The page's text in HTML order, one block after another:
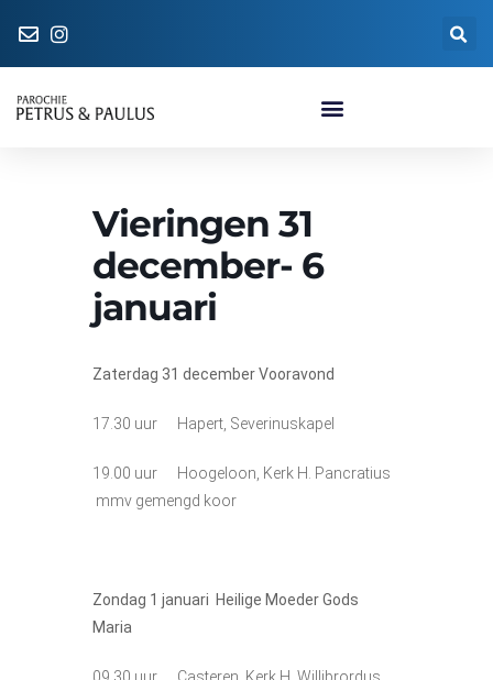
Vieringen 31
december- 6
januari
Zaterdag 31 december Vooravond
17.30 uur Hapert, Severinuskapel
19.00 uur Hoogeloon, Kerk H. Pancratius
mmv gemengd koor
Zondag 1 januari Heilige Moeder Gods
Maria